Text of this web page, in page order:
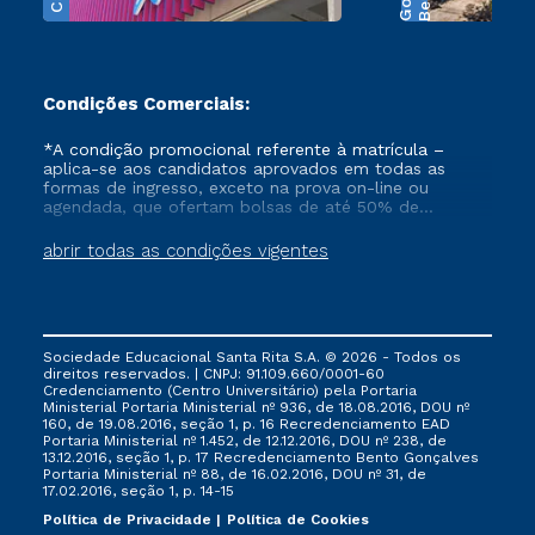
Condições Comerciais:
abrir todas as condições vigentes
*A condição promocional referente à matrícula –
aplica-se aos candidatos aprovados em todas as
formas de ingresso, exceto na prova on-line ou
agendada, que ofertam bolsas de até 50% de
que ainda não tenham efetivado e/ou não tenham
cancelado ou trancado sua matrícula em uma das
FIES, Prouni e outros programas governamentais, e
não se acumula com nenhuma outra campanha
ofertada pela Instituição.
Sociedade Educacional Santa Rita S.A. © 2026 - Todos os
direitos reservados. | CNPJ: 91.109.660/0001-60
Credenciamento (Centro Universitário) pela Portaria
Ministerial Portaria Ministerial nº 936, de 18.08.2016, DOU nº
160, de 19.08.2016, seção 1, p. 16 Recredenciamento EAD
Portaria Ministerial nº 1.452, de 12.12.2016, DOU nº 238, de
13.12.2016, seção 1, p. 17 Recredenciamento Bento Gonçalves
Portaria Ministerial nº 88, de 16.02.2016, DOU nº 31, de
17.02.2016, seção 1, p. 14-15
Política de Privacidade
Política de Cookies